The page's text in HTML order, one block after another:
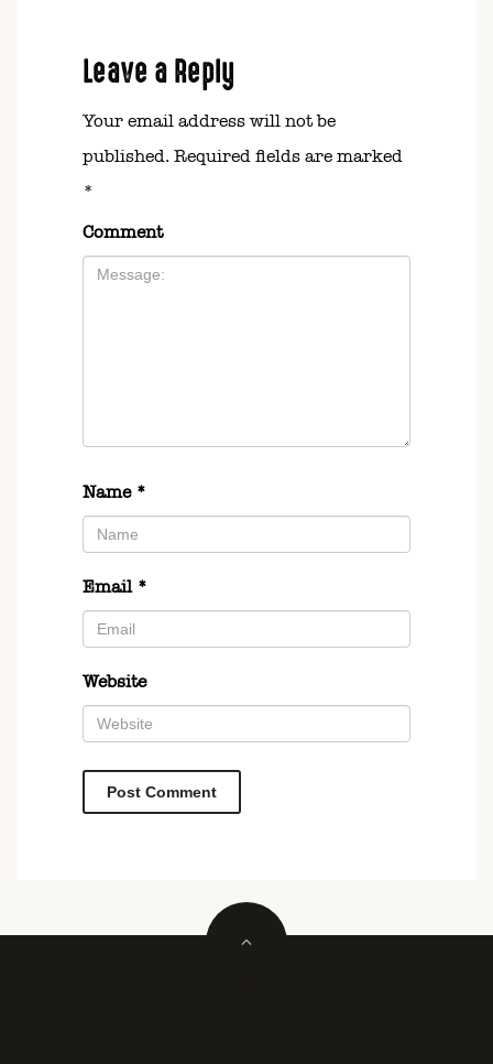
Leave a Reply
Your email address will not be
published. Required fields are marked
*
Comment
Name *
Email *
Website